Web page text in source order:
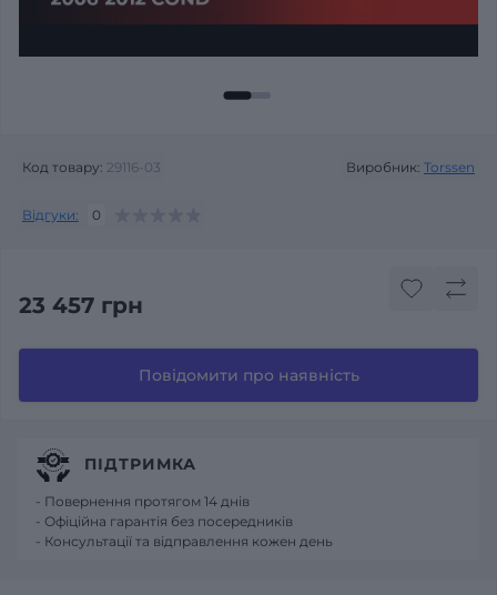
Код товару: 29116-03 Виробник: Torssen
Відгуки: 0
23 457 грн
Повідомити про наявність
ПІДТРИМКА
- Повернення протягом 14 днів
- Офіційна гарантія без посередників
- Консультації та відправлення кожен день